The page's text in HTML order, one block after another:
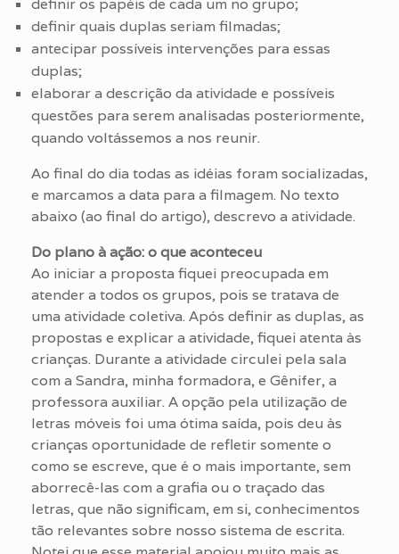
definir os papéis de cada um no grupo;
definir quais duplas seriam filmadas;
antecipar possíveis intervenções para essas
duplas;
elaborar a descrição da atividade e possíveis
questões para serem analisadas posteriormente,
quando voltássemos a nos reunir.
Ao final do dia todas as idéias foram socializadas,
e marcamos a data para a filmagem. No texto
abaixo (ao final do artigo), descrevo a atividade.
Do plano à ação: o que aconteceu
Ao iniciar a proposta fiquei preocupada em
atender a todos os grupos, pois se tratava de
uma atividade coletiva. Após definir as duplas, as
propostas e explicar a atividade, fiquei atenta às
crianças. Durante a atividade circulei pela sala
com a Sandra, minha formadora, e Gênifer, a
professora auxiliar. A opção pela utilização de
letras móveis foi uma ótima saída, pois deu às
crianças oportunidade de refletir somente o
como se escreve, que é o mais importante, sem
aborrecê-las com a grafia ou o traçado das
letras, que não significam, em si, conhecimentos
tão relevantes sobre nosso sistema de escrita.